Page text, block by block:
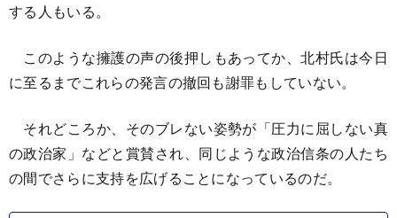
する人もいる。
このような擁護の声の後押しもあってか、北村氏は今日
に至るまでこれらの発言の撤回も謝罪もしていない。
それどころか、そのブレない姿勢が「圧力に屈しない真
の政治家」などと賞賛され、同じような政治信条の人たち
の間でさらに支持を広げることになっているのだ。